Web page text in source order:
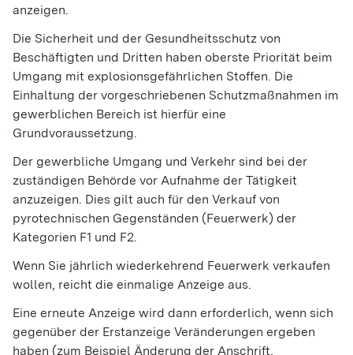
anzeigen.
Die Sicherheit und der Gesundheitsschutz von
Beschäftigten und Dritten haben oberste Priorität beim
Umgang mit explosionsgefährlichen Stoffen. Die
Einhaltung der vorgeschriebenen Schutzmaßnahmen im
gewerblichen Bereich ist hierfür eine
Grundvoraussetzung.
Der gewerbliche Umgang und Verkehr sind bei der
zuständigen Behörde vor Aufnahme der Tätigkeit
anzuzeigen. Dies gilt auch für den Verkauf von
pyrotechnischen Gegenständen (Feuerwerk) der
Kategorien F1 und F2.
Wenn Sie jährlich wiederkehrend Feuerwerk verkaufen
wollen, reicht die einmalige Anzeige aus.
Eine erneute Anzeige wird dann erforderlich, wenn sich
gegenüber der Erstanzeige Veränderungen ergeben
haben (zum Beispiel Änderung der Anschrift,